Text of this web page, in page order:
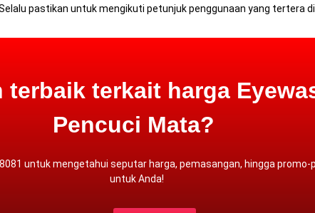
pastikan untuk mengikuti petunjuk penggunaan yang tertera
terbaik terkait harga
Pencuci Mata?
untuk mengetahui seputar harga, pemasangan, hingga
untuk Anda!